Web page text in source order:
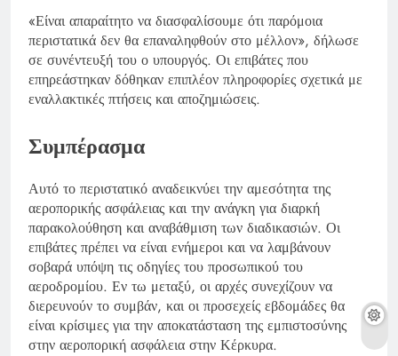
«Είναι απαραίτητο να διασφαλίσουμε ότι παρόμοια
περιστατικά δεν θα επαναληφθούν στο μέλλον», δήλωσε
σε συνέντευξή του ο υπουργός. Οι επιβάτες που
επηρεάστηκαν δόθηκαν επιπλέον πληροφορίες σχετικά με
εναλλακτικές πτήσεις και αποζημιώσεις.
Συμπέρασμα
Αυτό το περιστατικό αναδεικνύει την αμεσότητα της
αεροπορικής ασφάλειας και την ανάγκη για διαρκή
παρακολούθηση και αναβάθμιση των διαδικασιών. Οι
επιβάτες πρέπει να είναι ενήμεροι και να λαμβάνουν
σοβαρά υπόψη τις οδηγίες του προσωπικού του
αεροδρομίου. Εν τω μεταξύ, οι αρχές συνεχίζουν να
διερευνούν το συμβάν, και οι προσεχείς εβδομάδες θα
είναι κρίσιμες για την αποκατάσταση της εμπιστοσύνης
στην αεροπορική ασφάλεια στην Κέρκυρα.